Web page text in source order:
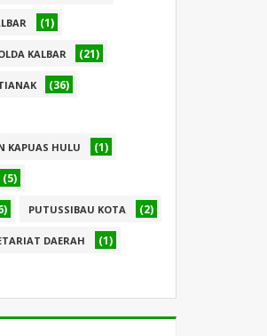
(1)
KALBAR (21)
(36)
KAPUAS HULU (1)
(5)
PUTUSSIBAU KOTA (2)
DAERAH (1)